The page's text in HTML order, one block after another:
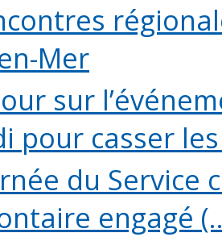
Mer
sur
pour casser les
du Service
engagé